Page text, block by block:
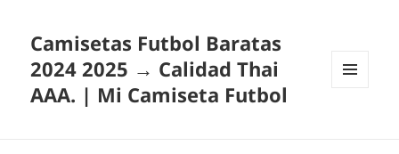
Camisetas Futbol Baratas
2024 2025 → Calidad Thai
AAA. | Mi Camiseta Futbol